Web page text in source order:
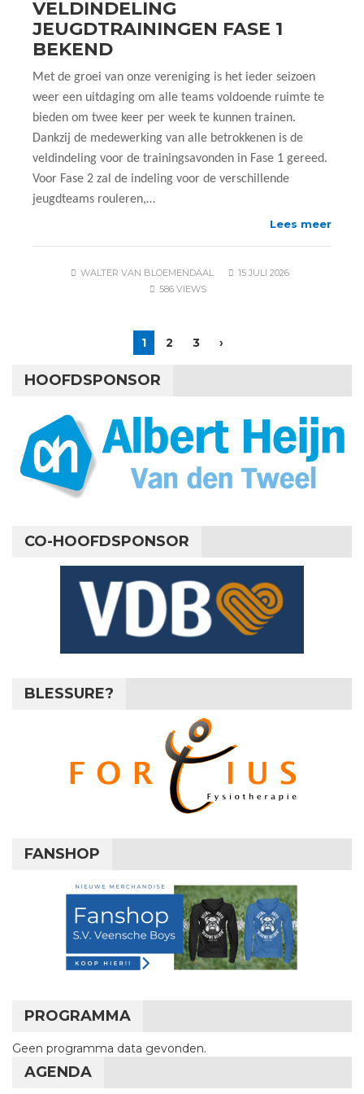
VELDINDELING
JEUGDTRAININGEN FASE 1
BEKEND
Met de groei van onze vereniging is het ieder seizoen
weer een uitdaging om alle teams voldoende ruimte te
bieden om twee keer per week te kunnen trainen.
Dankzij de medewerking van alle betrokkenen is de
veldindeling voor de trainingsavonden in Fase 1 gereed.
Voor Fase 2 zal de indeling voor de verschillende
jeugdteams rouleren,…
Lees meer
WALTER VAN BLOEMENDAAL
15 JULI 2026
586 VIEWS
1 2 3 ›
HOOFDSPONSOR
CO-HOOFDSPONSOR
BLESSURE?
FANSHOP
PROGRAMMA
Geen programma data gevonden.
AGENDA